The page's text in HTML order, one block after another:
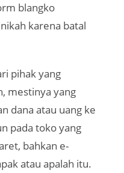
blangko
karena batal
pihak yang
mestinya yang
dana atau uang ke
pada toko yang
bahkan e-
atau apalah itu.